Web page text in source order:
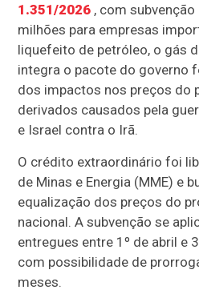
1.351/2026 , com
milhões para empresas
liquefeito de petróleo, o gás
integra o pacote do governo
dos impactos nos preços do
derivados causados pela
e Israel contra o Irã.
O crédito extraordinário foi
de Minas e Energia (MME) e
equalização dos preços do
nacional. A subvenção se
entregues entre 1º de abril e
com possibilidade de
meses.